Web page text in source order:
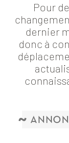
Pour
dernier
donc à